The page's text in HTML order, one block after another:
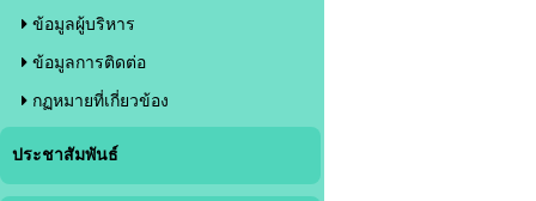
ข้อมูลผู้บริหาร
ข้อมูลการติดต่อ
กฏหมายที่เกี่ยวข้อง
ประชาสัมพันธ์